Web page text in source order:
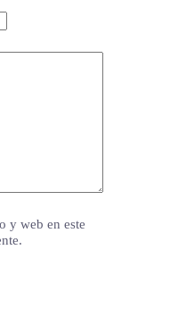
y web en este